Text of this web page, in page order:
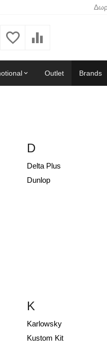
Outlet Brands
D
Delta Plus
Dunlop
K
Karlowsky
Kustom Kit